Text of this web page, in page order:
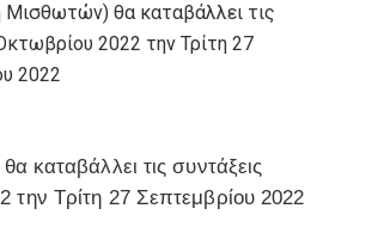
Μισθωτών) θα καταβάλλει τις
2022 την Τρίτη 27
2022
θα καταβάλλει τις συντάξεις
την Τρίτη 27 Σεπτεμβρίου 2022